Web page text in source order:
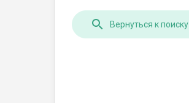
Вернуться к поиску